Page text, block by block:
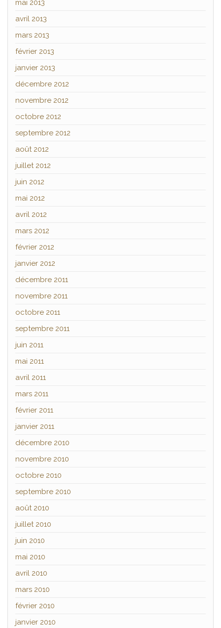
mai 2013
avril 2013
mars 2013
février 2013
janvier 2013
décembre 2012
novembre 2012
octobre 2012
septembre 2012
août 2012
juillet 2012
juin 2012
mai 2012
avril 2012
mars 2012
février 2012
janvier 2012
décembre 2011
novembre 2011
octobre 2011
septembre 2011
juin 2011
mai 2011
avril 2011
mars 2011
février 2011
janvier 2011
décembre 2010
novembre 2010
octobre 2010
septembre 2010
août 2010
juillet 2010
juin 2010
mai 2010
avril 2010
mars 2010
février 2010
janvier 2010